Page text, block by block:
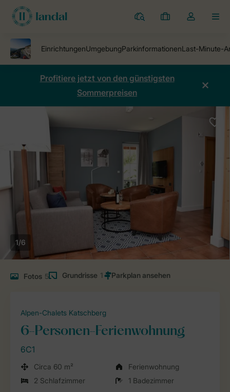
Ferienparks
Meine
Dropdown-
öffnen
Profitiere jetzt von den günstigsten
Sommerpreisen
1/6
Fotos 5 Grundrisse 1
Alpen-Chalets Katschberg
6-Personen-Ferienwohnung
6C1
Circa 60 m²
Ferienwohnung
2 Schlafzimmer
1 Badezimmer